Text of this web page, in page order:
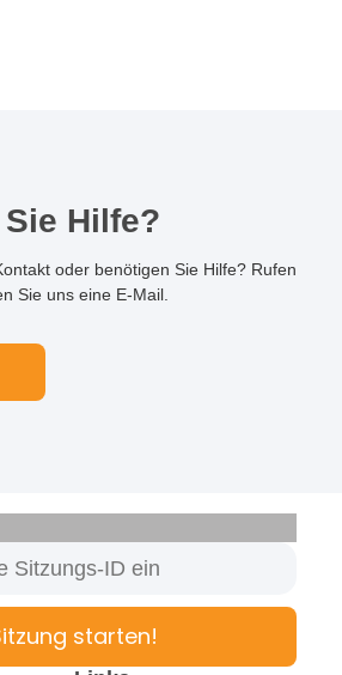
Hilfe?
oder benötigen Sie Hilfe? Rufen
Sie uns eine E-Mail.
starten!